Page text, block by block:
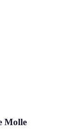
Molle